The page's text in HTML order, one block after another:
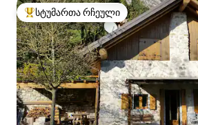
სტუმართა რჩეული მოწინავე ვარიანტი
სტუმართა რჩეული